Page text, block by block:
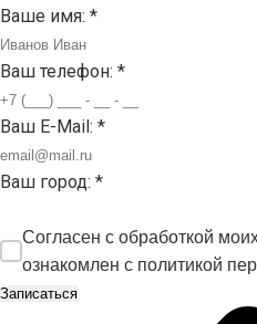
Ваше имя: *
Ваш телефон: *
Ваш E-Mail: *
Ваш город: *
Согласен с обработкой
ознакомлен с политикой